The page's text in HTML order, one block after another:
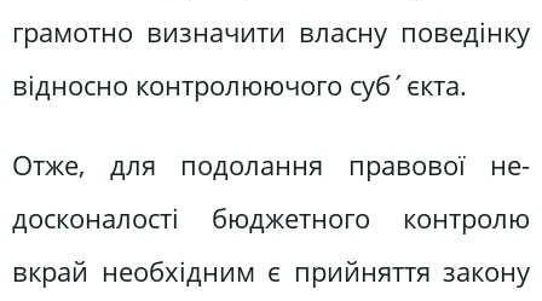
грамотно визначити власну поведінку
відносно контролюючого суб´єкта.
Отже, для подолання правової не­
досконалості бюджетного контролю
вкрай необхідним є прийняття закону